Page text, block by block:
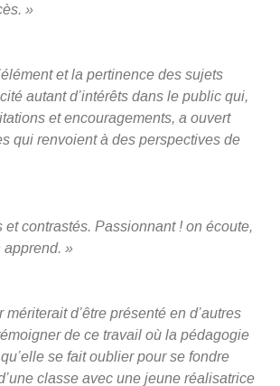
»
et la pertinence des sujets
autant d’intérêts dans le public qui,
et encouragements, a ouvert
qui renvoient à des perspectives de
et contrastés. Passionnant ! on écoute,
apprend. »
mériterait d’être présenté en d’autres
de ce travail où la pédagogie
se fait oublier pour se fondre
classe avec une jeune réalisatrice